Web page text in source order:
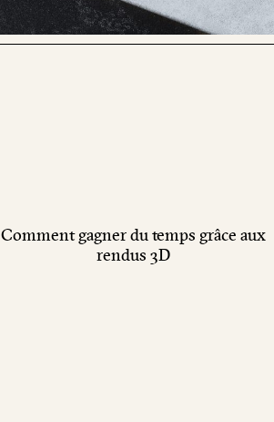
Comment gagner du temps grâce aux
rendus 3D